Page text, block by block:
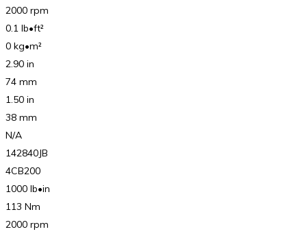
2000 rpm
0.1 lb•ft²
0 kg•m²
2.90 in
74 mm
1.50 in
38 mm
N/A
142840JB
4CB200
1000 lb•in
113 Nm
2000 rpm